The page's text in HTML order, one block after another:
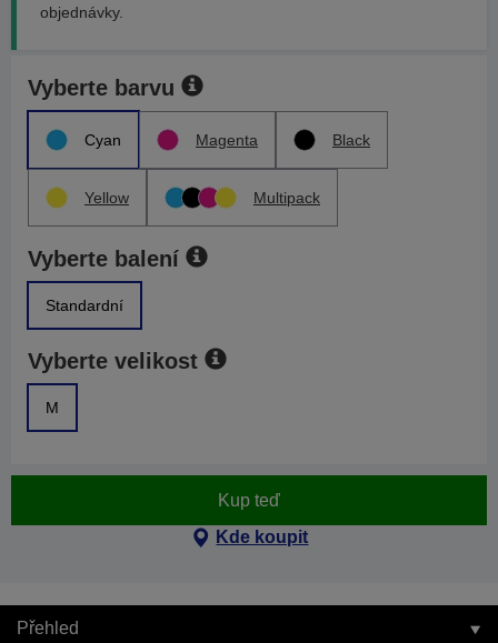
objednávky.
Vyberte barvu
Cyan Magenta Black
Yellow Multipack
Vyberte balení
Standardní
Vyberte velikost
M
Kup teď
Kde koupit
Přehled